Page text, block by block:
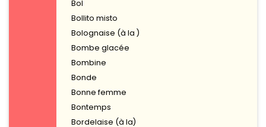
Bol
Bollito misto
Bolognaise (à la )
Bombe glacée
Bombine
Bonde
Bonne femme
Bontemps
Bordelaise (à la)